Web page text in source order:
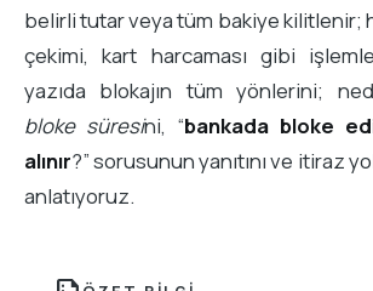
belirli tutar veya tüm bakiye kilitlenir;
çekimi, kart harcaması gibi
yazıda blokajın tüm yönlerini;
bloke süresini, “bankada bloke
alınır?” sorusunun yanıtını ve itiraz
anlatıyoruz.